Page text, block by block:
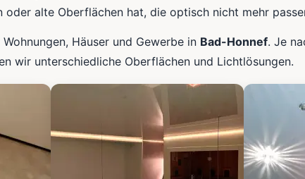
oder alte Oberflächen hat, die optisch nicht mehr
Häuser und Gewerbe in Bad-Honnef. Je
wir unterschiedliche Oberflächen und Lichtlösungen.